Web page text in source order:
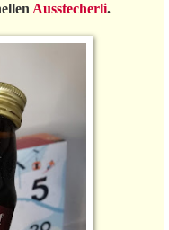
Ausstecherli.